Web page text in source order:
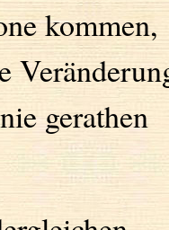
kommen,
gerathen